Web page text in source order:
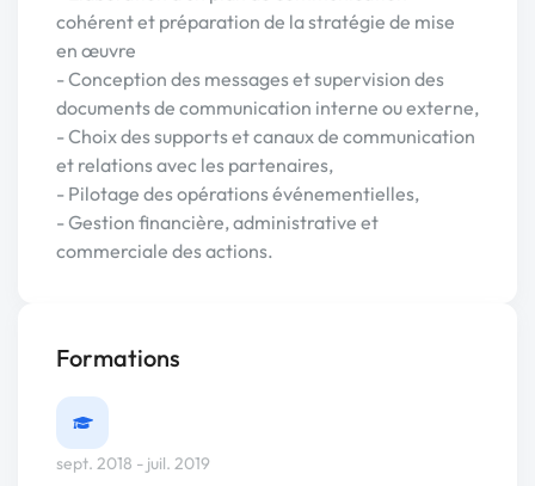
cohérent et préparation de la stratégie de mise
en œuvre
- Conception des messages et supervision des
documents de communication interne ou externe,
- Choix des supports et canaux de communication
et relations avec les partenaires,
- Pilotage des opérations événementielles,
- Gestion financière, administrative et
commerciale des actions.
Formations
sept. 2018 - juil. 2019